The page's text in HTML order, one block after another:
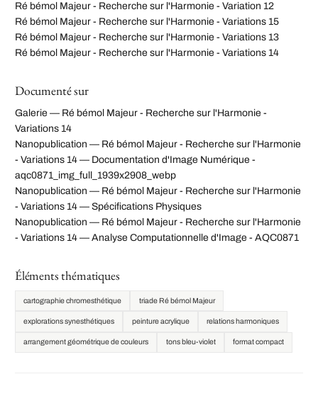
Ré bémol Majeur - Recherche sur l'Harmonie - Variation 12
Ré bémol Majeur - Recherche sur l'Harmonie - Variations 15
Ré bémol Majeur - Recherche sur l'Harmonie - Variations 13
Ré bémol Majeur - Recherche sur l'Harmonie - Variations 14
Documenté sur
Galerie — Ré bémol Majeur - Recherche sur l'Harmonie -
Variations 14
Nanopublication — Ré bémol Majeur - Recherche sur l'Harmonie
- Variations 14 — Documentation d'Image Numérique -
aqc0871_img_full_1939x2908_webp
Nanopublication — Ré bémol Majeur - Recherche sur l'Harmonie
- Variations 14 — Spécifications Physiques
Nanopublication — Ré bémol Majeur - Recherche sur l'Harmonie
- Variations 14 — Analyse Computationnelle d'Image - AQC0871
Éléments thématiques
cartographie chromesthétique triade Ré bémol Majeur
explorations synesthétiques peinture acrylique relations harmoniques
arrangement géométrique de couleurs tons bleu-violet format compact